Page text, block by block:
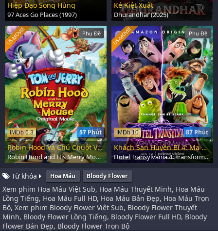
Hiệp Đạo Song Hùng
97 Aces Go Places (1997)
Kẻ Kiệt Xuất
Dhurandhar (2025)
Phụ Đề
57 Phút
IMDb 6.3
US-MOVIE
Robin Hood Và Chú Chuột Vui Vẻ
Robin Hood and His Merry Mouse (2012)
Phụ Đề
87 Phút
IMDb 10
US-MOVIE
Khách Sạn Huyền Bí 4: Ma Cà Rồng Biến Hình
Hotel Transylvania 4: Transformania (2022)
Từ khóa Hoa Máu Bloody Flower
Xem phim Hoa Máu Việt Sub, Hoa Máu Thuyết Minh, Hoa Máu
Lồng Tiếng, Hoa Máu Full HD, Hoa Máu Bản Đẹp, Hoa Máu Trọn
Bộ, Xem phim Bloody Flower Việt Sub, Bloody Flower Thuyết
Minh, Bloody Flower Lồng Tiếng, Bloody Flower Full HD, Bloody
Flower Bản Đẹp, Bloody Flower Trọn Bộ